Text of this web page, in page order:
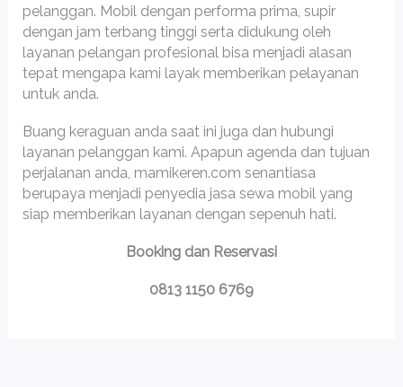
pelanggan. Mobil dengan performa prima, supir
dengan jam terbang tinggi serta didukung oleh
layanan pelangan profesional bisa menjadi alasan
tepat mengapa kami layak memberikan pelayanan
untuk anda.
Buang keraguan anda saat ini juga dan hubungi
layanan pelanggan kami. Apapun agenda dan tujuan
perjalanan anda, mamikeren.com senantiasa
berupaya menjadi penyedia jasa sewa mobil yang
siap memberikan layanan dengan sepenuh hati.
Booking dan Reservasi
0813 1150 6769